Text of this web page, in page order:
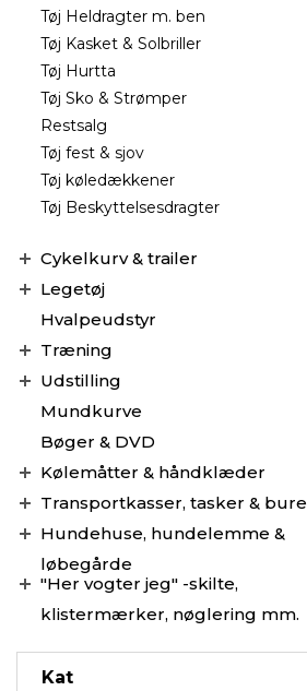
Tøj Heldragter m. ben
Tøj Kasket & Solbriller
Tøj Hurtta
Tøj Sko & Strømper
Restsalg
Tøj fest & sjov
Tøj køledækkener
Tøj Beskyttelsesdragter
Cykelkurv & trailer
Legetøj
Hvalpeudstyr
Træning
Udstilling
Mundkurve
Bøger & DVD
Kølemåtter & håndklæder
Transportkasser, tasker & bure
Hundehuse, hundelemme &
løbegårde
"Her vogter jeg" -skilte,
klistermærker, nøglering mm.
Kat